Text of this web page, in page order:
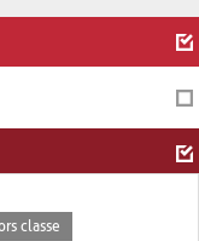
classe